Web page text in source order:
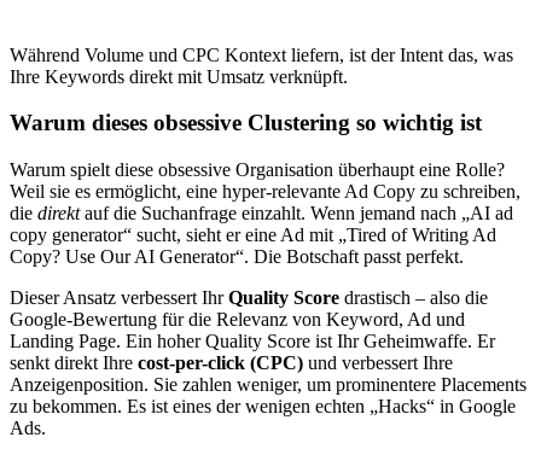
Während Volume und CPC Kontext liefern, ist der Intent das, was
Ihre Keywords direkt mit Umsatz verknüpft.
Warum dieses obsessive Clustering so wichtig ist
Warum spielt diese obsessive Organisation überhaupt eine Rolle?
Weil sie es ermöglicht, eine hyper-relevante Ad Copy zu schreiben,
die direktauf die Suchanfrage einzahlt. Wenn jemand nach „AI ad
copy generator“ sucht, sieht er eine Ad mit „Tired of Writing Ad
Copy? Use Our AI Generator“. Die Botschaft passt perfekt.
Dieser Ansatz verbessert IhrQuality Score drastisch – also die
Google-Bewertung für die Relevanz von Keyword, Ad und
Landing Page. Ein hoher Quality Score ist Ihr Geheimwaffe. Er
senkt direkt Ihre cost-per-click (CPC) und verbessert Ihre
Anzeigenposition. Sie zahlen weniger, um prominentere Placements
zu bekommen. Es ist eines der wenigen echten „Hacks“ in Google
Ads.